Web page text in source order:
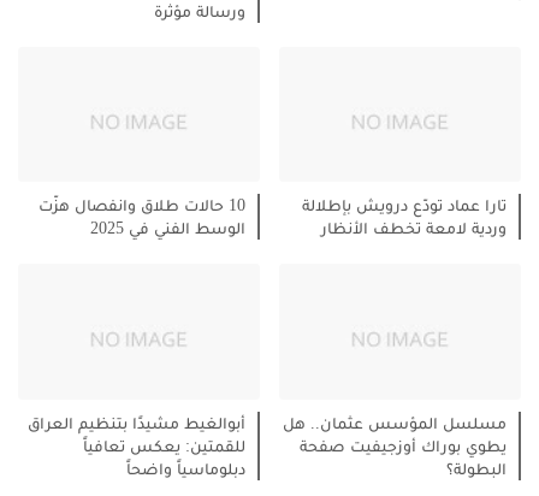
ورسالة مؤثرة
تارا عماد تودّع درويش بإطلالة
وردية لامعة تخطف الأنظار
10 حالات طلاق وانفصال هزّت
الوسط الفني في 2025
مسلسل المؤسس عثمان.. هل
يطوي بوراك أوزجيفيت صفحة
البطولة؟
أبوالغيط مشيدًا بتنظيم العراق
للقمتين: يعكس تعافياً
دبلوماسياً واضحاً